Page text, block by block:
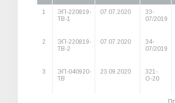
1
ЭП-220819-
ТВ-1
07.07.2020
33-
07/2019
2
ЭП-220819-
ТВ-2
07.07.2020
34-
07/2019
3
ЭП-040920-
ТВ
23.09.2020
321-
О-20